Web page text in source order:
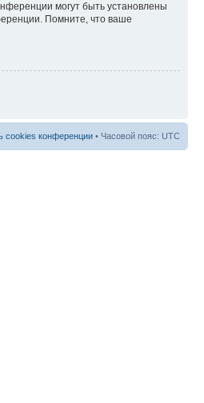
могут быть установлены
Помните, что ваше
cookies конференции • Часовой пояс: UTC